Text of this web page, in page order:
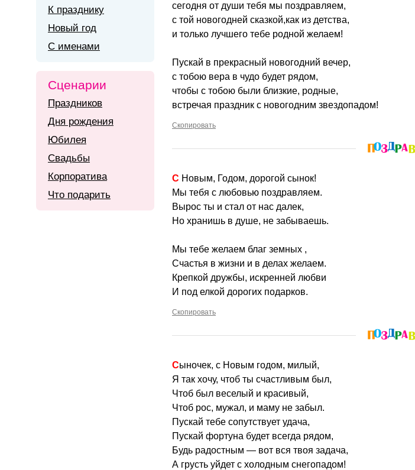
сегодня от души тебя мы поздравляем,
с той новогодней сказкой,как из детства,
и только лучшего тебе родной желаем!
Пускай в прекрасный новогодний вечер,
с тобою вера в чудо будет рядом,
чтобы с тобою были близкие, родные,
встречая праздник с новогодним звездопадом!
Скопировать
С Новым, Годом, дорогой сынок!
Мы тебя с любовью поздравляем.
Вырос ты и стал от нас далек,
Но хранишь в душе, не забываешь.
Мы тебе желаем благ земных ,
Счастья в жизни и в делах желаем.
Крепкой дружбы, искренней любви
И под елкой дорогих подарков.
Скопировать
Сыночек, с Новым годом, милый,
Я так хочу, чтоб ты счастливым был,
Чтоб был веселый и красивый,
Чтоб рос, мужал, и маму не забыл.
Пускай тебе сопутствует удача,
Пускай фортуна будет всегда рядом,
Будь радостным — вот вся твоя задача,
А грусть уйдет с холодным снегопадом!
К празднику
Новый год
С именами
Сценарии
Праздников
Дня рождения
Юбилея
Свадьбы
Корпоратива
Что подарить